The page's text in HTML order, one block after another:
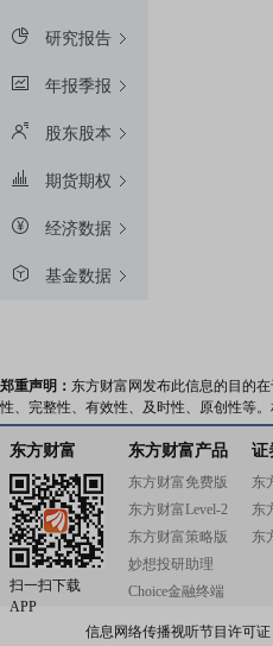
研究报告
年报季报
股东股本
期货期权
经济数据
基金数据
郑重声明： 东方财富网发布此信息的目的
性、完整性、有效性、及时性、原创性等
东方财富
扫一扫下载
APP
东方财富产品
东方财富免费版
东方财富Level-2
东方财富策略版
妙想投研助理
Choice金融终端
证
东
东
东
信息网络传播视听节目许可证